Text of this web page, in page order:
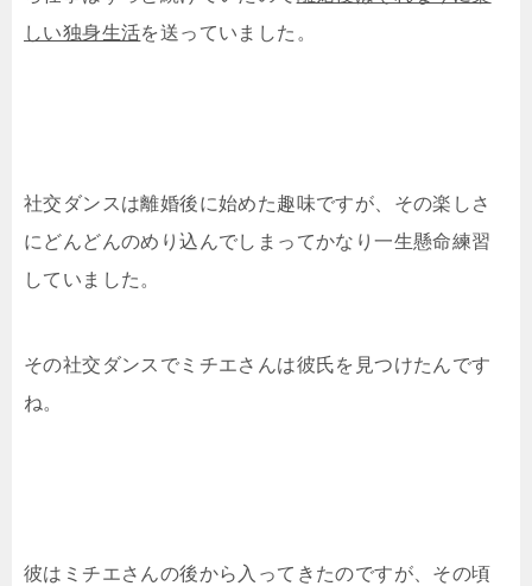
しい独身生活を送っていました。
社交ダンスは離婚後に始めた趣味ですが、その楽しさ
にどんどんのめり込んでしまってかなり一生懸命練習
していました。
その社交ダンスでミチエさんは彼氏を見つけたんです
ね。
彼はミチエさんの後から入ってきたのですが、その頃